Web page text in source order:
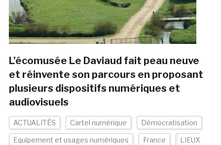
L’écomusée Le Daviaud fait peau neuve
et réinvente son parcours en proposant
plusieurs dispositifs numériques et
audiovisuels
ACTUALITÉS Cartel numérique Démocratisation
Equipement et usages numériques France LIEUX